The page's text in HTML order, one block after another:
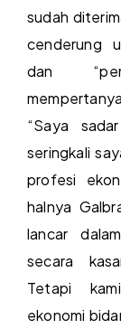
sudah
cenderung
dan
“Saya
seringkali
profesi
halnya
lancar
secara
Tetapi
ekonomi